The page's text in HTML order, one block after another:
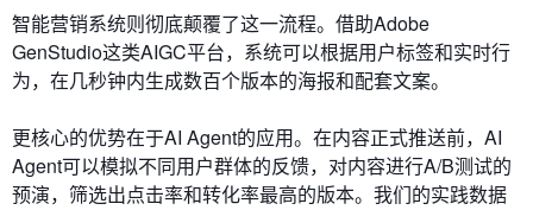
智能营销系统则彻底颠覆了这一流程。借助Adobe
GenStudio这类AIGC平台，系统可以根据用户标签和实时行
为，在几秒钟内生成数百个版本的海报和配套文案。
更核心的优势在于AI Agent的应用。在内容正式推送前，AI
Agent可以模拟不同用户群体的反馈，对内容进行A/B测试的
预演，筛选出点击率和转化率最高的版本。我们的实践数据